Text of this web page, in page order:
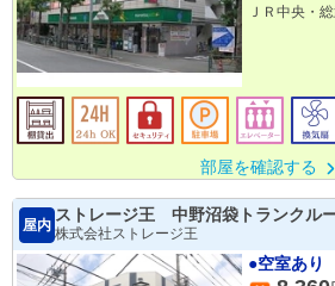
ＪＲ中央・
部屋を確認する
屋内
ストレージ王 中野沼袋トランクル
株式会社ストレージ王
●空室あり